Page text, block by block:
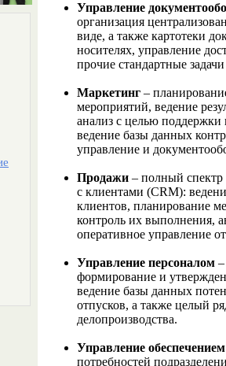
Управление
организация
виде, а также картотеки
носителях, управление
прочие стандартные
Маркетинг –
мероприятий, ведение
анализ с целью
ведение базы данных
управление и
Продажи – полный
с клиентами (CRM):
клиентов, планирование
контроль их выполнения,
оперативное управление
Управление персоналом
формирование и
ведение базы данных
отпусков, а также целый
делопроизводства.
Управление
потребностей